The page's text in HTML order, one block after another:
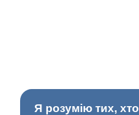
Я розумію тих, хто